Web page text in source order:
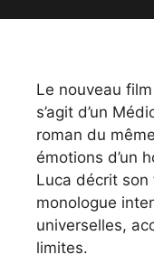
Le nouveau
s’agit d’un
roman du
émotions d’un
Luca décrit son
monologue
universelles,
limites.